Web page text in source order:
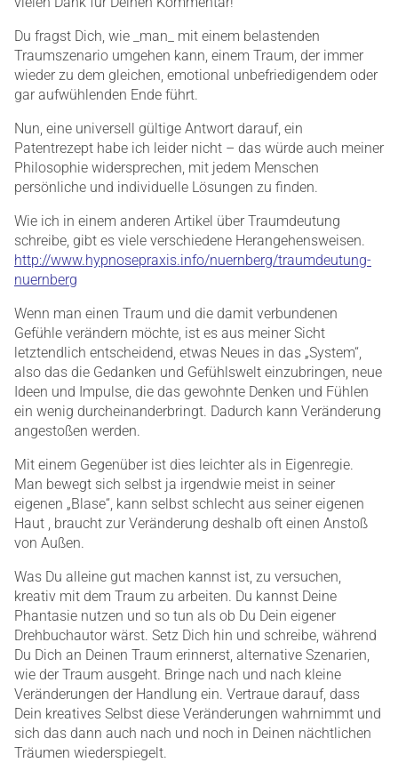
Du fragst Dich, wie _man_ mit einem belastenden
Traumszenario umgehen kann, einem Traum, der immer
wieder zu dem gleichen, emotional unbefriedigendem oder
gar aufwühlenden Ende führt.
Nun, eine universell gültige Antwort darauf, ein
Patentrezept habe ich leider nicht – das würde auch meiner
Philosophie widersprechen, mit jedem Menschen
persönliche und individuelle Lösungen zu finden.
Wie ich in einem anderen Artikel über Traumdeutung
schreibe, gibt es viele verschiedene Herangehensweisen.
http://www.hypnosepraxis.info/nuernberg/traumdeutung-
nuernberg
Wenn man einen Traum und die damit verbundenen
Gefühle verändern möchte, ist es aus meiner Sicht
letztendlich entscheidend, etwas Neues in das „System“,
also das die Gedanken und Gefühlswelt einzubringen, neue
Ideen und Impulse, die das gewohnte Denken und Fühlen
ein wenig durcheinanderbringt. Dadurch kann Veränderung
angestoßen werden.
Mit einem Gegenüber ist dies leichter als in Eigenregie.
Man bewegt sich selbst ja irgendwie meist in seiner
eigenen „Blase“, kann selbst schlecht aus seiner eigenen
Haut , braucht zur Veränderung deshalb oft einen Anstoß
von Außen.
Was Du alleine gut machen kannst ist, zu versuchen,
kreativ mit dem Traum zu arbeiten. Du kannst Deine
Phantasie nutzen und so tun als ob Du Dein eigener
Drehbuchautor wärst. Setz Dich hin und schreibe, während
Du Dich an Deinen Traum erinnerst, alternative Szenarien,
wie der Traum ausgeht. Bringe nach und nach kleine
Veränderungen der Handlung ein. Vertraue darauf, dass
Dein kreatives Selbst diese Veränderungen wahrnimmt und
sich das dann auch nach und noch in Deinen nächtlichen
Träumen wiederspiegelt.